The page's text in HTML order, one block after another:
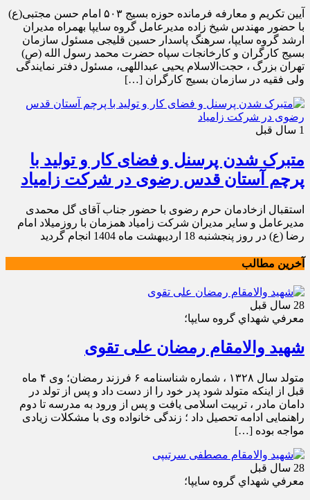
آیین تکریم و معارفه فرمانده حوزه بسیج ۵۰۳ امام حسن مجتبی(ع)
با حضور مهندس شیخ زاده مدیرعامل گروه سایپا بهمراه مدیران
ارشد گروه سایپا، سرهنگ پاسدار حسین قلیجی مسئول سازمان
بسیج کارگران و کارخانجات سپاه حضرت محمد رسول الله (ص)
تهران بزرگ ، حجت‌الاسلام یحیی عبداللهی، مسئول دفتر نمایندگی
ولی فقیه در سازمان بسیج کارگران […]
1 سال قبل
متبرک شدن پرسنل و فضای کار و تولید با
پرچم آستان قدس رضوی در شرکت زامیاد
استقبال ازخادمان حرم رضوی با حضور جناب آقای گل محمدی
مدیرعامل و سایر مدیران شرکت زامیاد همزمان با روزمیلاد امام
رضا (ع) در روز پنجشنبه 18 اردیبهشت ماه 1404 انجام گردید
آخرین مطالب
28 سال قبل
معرفي شهداي گروه سايپا؛
شهید والامقام رمضان علی تقوی
متولد سال ۱۳۲۸ ، شماره شناسنامه ۶ فرزند رمضان؛ وی ۴ ماه
قبل از اینکه متولد شود پدر خود را از دست داد و پس از تولد در
دامان مادر ، تربیت اسلامی یافت و پس از ورود به مدرسه تا دوم
راهنمایی ادامه تحصیل داد ؛ زندگی خانواده وی با مشکلات زیادی
مواجه بوده […]
28 سال قبل
معرفي شهداي گروه سايپا؛